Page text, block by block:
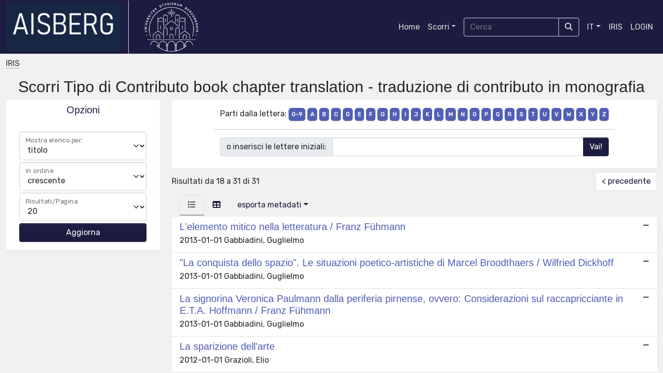
Home Scorri IT IRIS LOGIN
IRIS
Scorri Tipo di Contributo book chapter translation - traduzione di contributo in monografia
Opzioni
Mostra elenco per:
in ordine:
Risultati/Pagina
Parti dalla lettera: 0-9 A B C D E F G H I J K L M N O P Q R S T U V W X Y Z
o inserisci le lettere iniziali:
Risultati da 18 a 31 di 31 < precedente
esporta metadati
L'elemento mitico nella letteratura / Franz Fühmann
2013-01-01 Gabbiadini, Guglielmo
"La conquista dello spazio". Le situazioni poetico-artistiche di Marcel Broodthaers / Wilfried Dickhoff
2013-01-01 Gabbiadini, Guglielmo
La signorina Veronica Paulmann dalla periferia pirnense, ovvero: Considerazioni sul raccapricciante in
E.T.A. Hoffmann / Franz Fühmann
2013-01-01 Gabbiadini, Guglielmo
La sparizione dell'arte
2012-01-01 Grazioli, Elio